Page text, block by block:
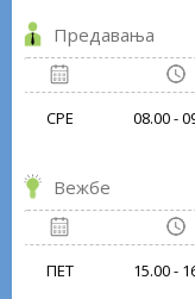
Предавања
СРЕ 08.00 -
Вежбе
ПЕТ 15.00 -